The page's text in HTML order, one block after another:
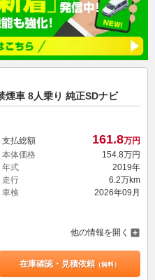
煙車 8人乗り 純正SDナビ
支払総額 161.8万円
本体価格
154.8万円
年式
2019年
走行
6.2万km
車検
2026年09月
他の情報を開く
在庫確認・見積依頼（無料）